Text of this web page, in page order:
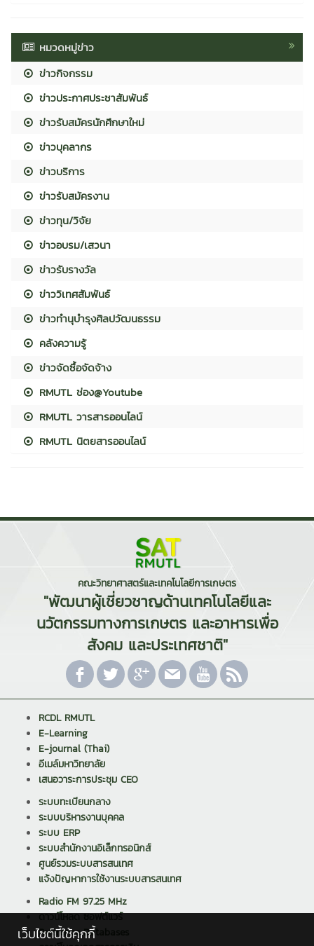
หมวดหมู่ข่าว
ข่าวกิจกรรม
ข่าวประกาศประชาสัมพันธ์
ข่าวรับสมัครนักศึกษาใหม่
ข่าวบุคลากร
ข่าวบริการ
ข่าวรับสมัครงาน
ข่าวทุน/วิจัย
ข่าวอบรม/เสวนา
ข่าวรับรางวัล
ข่าววิเทศสัมพันธ์
ข่าวทำนุบำรุงศิลปวัฒนธรรม
คลังความรู้
ข่าวจัดซื้อจัดจ้าง
RMUTL ช่อง@Youtube
RMUTL วารสารออนไลน์
RMUTL นิตยสารออนไลน์
คณะวิทยาศาสตร์และเทคโนโลยีการเกษตร
"พัฒนาผู้เชี่ยวชาญด้านเทคโนโลยีและ
นวัตกรรมทางการเกษตร และอาหารเพื่อ
สังคม และประเทศชาติ"
RCDL RMUTL
E-Learning
E-journal (Thai)
อีเมล์มหาวิทยาลัย
เสนอวาระการประชุม CEO
ระบบทะเบียนกลาง
ระบบบริหารงานบุคคล
ระบบ ERP
ระบบสำนักงานอิเล็กทรอนิกส์
ศูนย์รวมระบบสารสนเทศ
แจ้งปัญหาการใช้งานระบบสารสนเทศ
Radio FM 97.25 MHz
ดาวน์โหลด ซอฟต์แวร์
Reference Databases
เว็บไซต์นี้ใช้คุกกี้